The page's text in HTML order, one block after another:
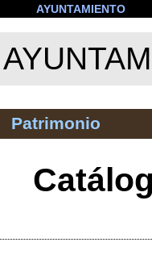
AYUNTAMIENTO
Patrimonio